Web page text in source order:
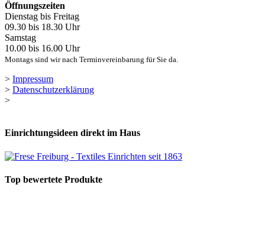
Öffnungszeiten
Dienstag bis Freitag
09.30 bis 18.30 Uhr
Samstag
10.00 bis 16.00 Uhr
Montags sind wir nach Terminvereinbarung für Sie da.
> Impressum
> Datenschutzerklärung
>
Einrichtungsideen direkt im Haus
Top bewertete Produkte